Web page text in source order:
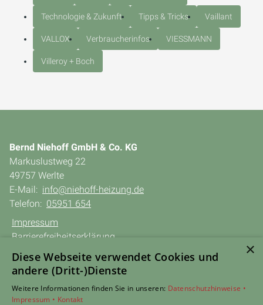
Technologie & Zukunft Tipps & Tricks Vaillant
VALLOX Verbraucherinfos VIESSMANN
Villeroy + Boch
Bernd Niehoff GmbH & Co. KG
Markuslustweg 22
49757 Werlte
E-Mail: info@niehoff-heizung.de
Telefon: 05951 654
Impressum
Barrierefreiheitserklärung
Datenschutzerklärung
AGB
TERMIN anfragen
×
Diese Webseite verwendet Cookies und
andere (Dritt-)Dienste
Weitere Informationen finden Sie in unseren: Datenschutzhinweise •
Impressum • Kontakt